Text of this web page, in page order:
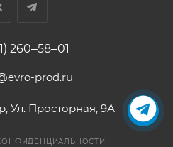
260‒58‒01
prod.ru
​Ул. Просторная, 9А